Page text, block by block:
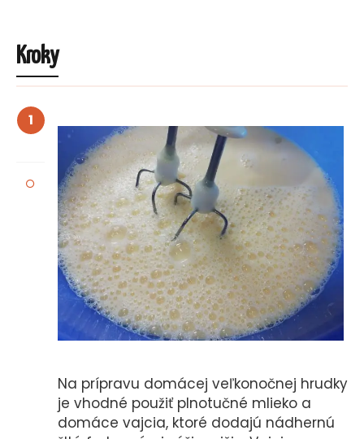
Kroky
1
Na prípravu domácej veľkonočnej hrudky
je vhodné použiť plnotučné mlieko a
domáce vajcia, ktoré dodajú nádhernú